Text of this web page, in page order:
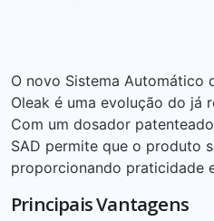
O novo Sistema Automático
Oleak é uma evolução do já
Com um dosador
SAD permite que o produto
proporcionando praticidade
Principais Vantagens